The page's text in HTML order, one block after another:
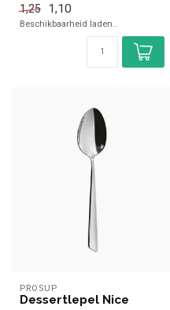
1,25
1,10
Beschikbaarheid laden..
PROSUP
Dessertlepel Nice